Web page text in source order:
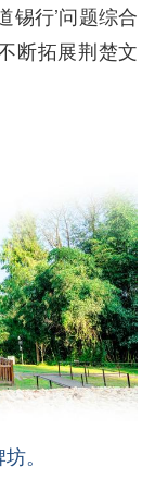
锡行’问题综合
断拓展荆楚文
。